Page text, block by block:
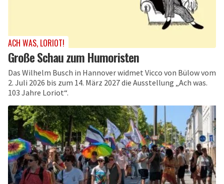
ACH WAS, LORIOT!
Große Schau zum Humoristen
Das Wilhelm Busch in Hannover widmet Vicco von Bülow vom
2. Juli 2026 bis zum 14. März 2027 die Ausstellung „Ach was.
103 Jahre Loriot“.